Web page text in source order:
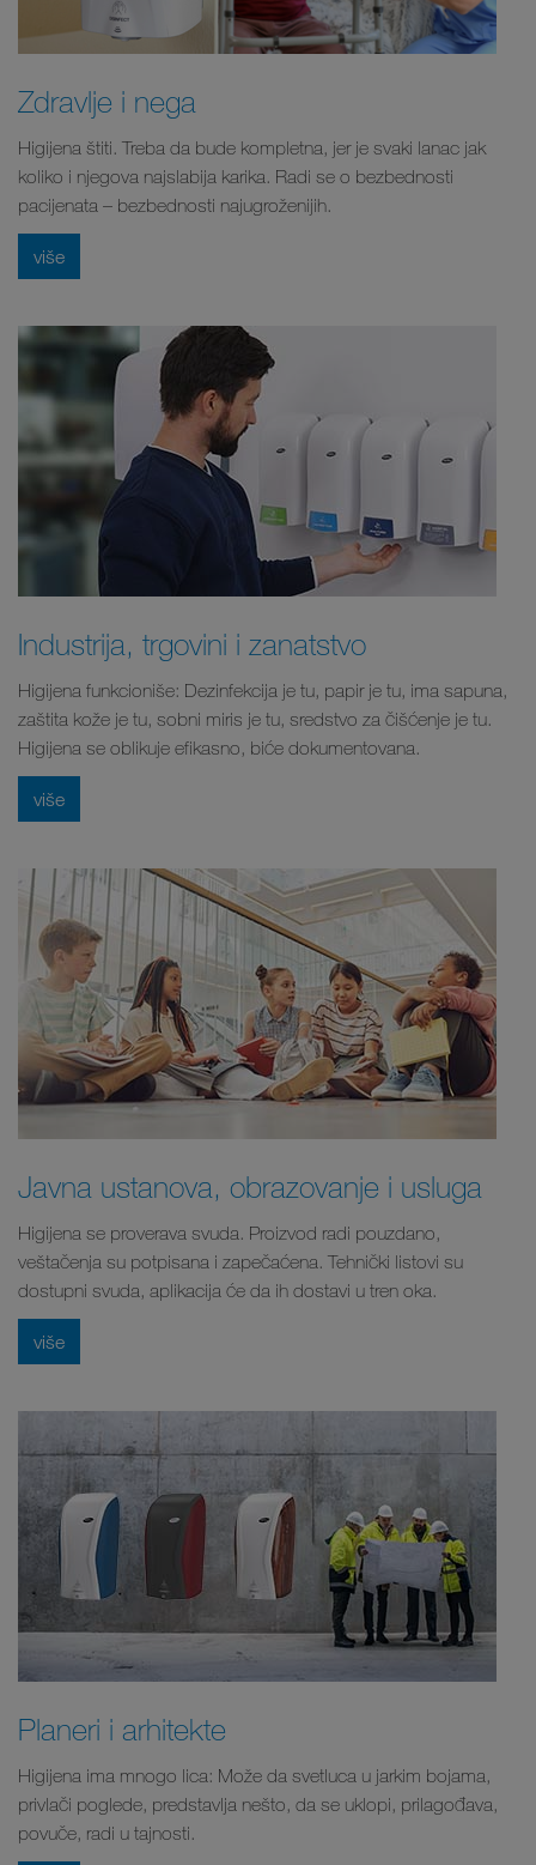
Zdravlje i nega
Higijena štiti. Treba da bude kompletna, jer je svaki lanac jak
koliko i njegova najslabija karika. Radi se o bezbednosti
pacijenata – bezbednosti najugroženijih.
više
Industrija, trgovini i zanatstvo
Higijena funkcioniše: Dezinfekcija je tu, papir je tu, ima sapuna,
zaštita kože je tu, sobni miris je tu, sredstvo za čišćenje je tu.
Higijena se oblikuje efikasno, biće dokumentovana.
više
Javna ustanova, obrazovanje i usluga
Higijena se proverava svuda. Proizvod radi pouzdano,
veštačenja su potpisana i zapečaćena. Tehnički listovi su
dostupni svuda, aplikacija će da ih dostavi u tren oka.
više
Planeri i arhitekte
Higijena ima mnogo lica: Može da svetluca u jarkim bojama,
privlači poglede, predstavlja nešto, da se uklopi, prilagođava,
povuče, radi u tajnosti.